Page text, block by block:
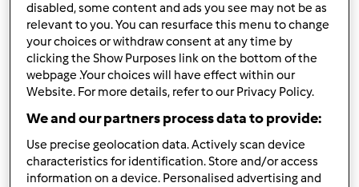
Zalogujlub zarejestruj sięaby dodawać
komentarze
agaz79
(niezweryfikowany)
disabled, some content and ads you see may not be as
relevant to you. You can resurface this menu to change
your choices or withdraw consent at any time by
clicking the Show Purposes link on the bottom of the
webpage .Your choices will have effect within our
Website. For more details, refer to our Privacy Policy.
We and our partners process data to provide:
Use precise geolocation data. Actively scan device
characteristics for identification. Store and/or access
information on a device. Personalised advertising and